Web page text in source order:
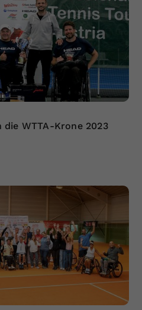
WTTA-Krone 2023